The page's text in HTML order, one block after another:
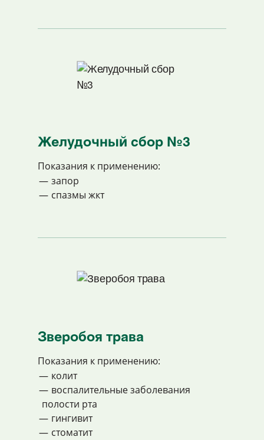
Желудочный сбор №3
Показания к применению:
запор
спазмы жкт
Зверобоя трава
Показания к применению:
колит
воспалительные заболевания
полости рта
гингивит
стоматит